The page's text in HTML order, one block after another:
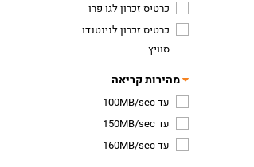
כרטיס זכרון לגו פרו
כרטיס זכרון לנינטנדו
סוויץ
מהירות קריאה
עד 100MB/sec
עד 150MB/sec
עד 160MB/sec